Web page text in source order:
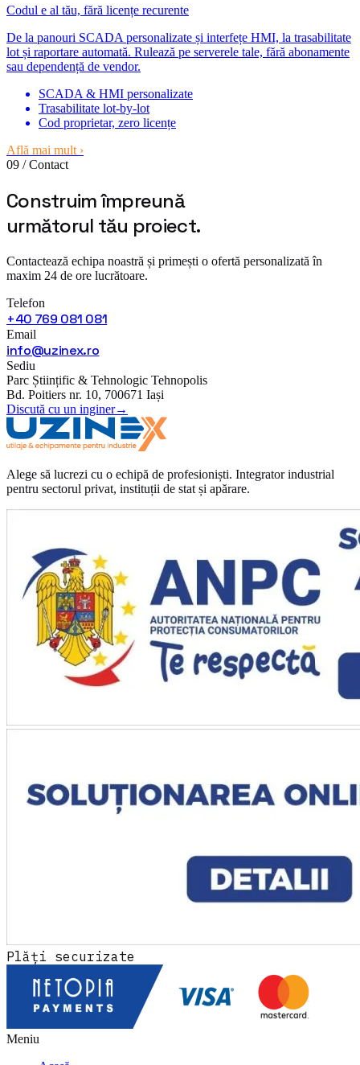
Codul e al tău, fără licențe recurente
De la panouri SCADA personalizate și interfețe HMI, la trasabilitate
lot și raportare automată. Rulează pe serverele tale, fără abonamente
sau dependență de vendor.
SCADA & HMI personalizate
Trasabilitate lot-by-lot
Cod proprietar, zero licențe
Află mai mult ›
09 / Contact
Construim împreună
următorul tău proiect.
Contactează echipa noastră și primești o ofertă personalizată în
maxim 24 de ore lucrătoare.
Telefon
+40 769 081 081
Email
info@uzinex.ro
Sediu
Parc Științific & Tehnologic Tehnopolis
Bd. Poitiers nr. 10, 700671 Iași
Discută cu un inginer→
Alege să lucrezi cu o echipă de profesioniști. Integrator industrial
pentru sectorul privat, instituții de stat și apărare.
Plăți securizate
Meniu